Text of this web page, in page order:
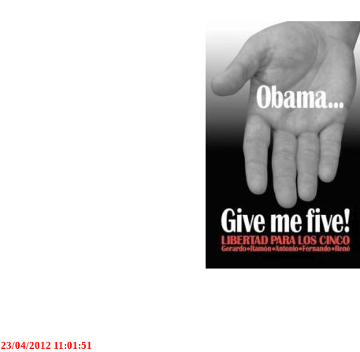
23/04/2012 11:01:51